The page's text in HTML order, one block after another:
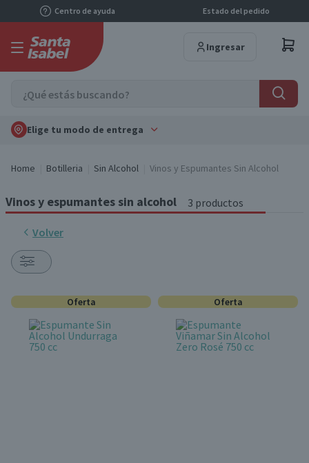
Centro de ayuda Estado del pedido
Ingresar
Elige tu modo de entrega
Home Botilleria Sin Alcohol Vinos y Espumantes Sin Alcohol
Vinos y espumantes sin alcohol 3 productos
Volver
Oferta Oferta